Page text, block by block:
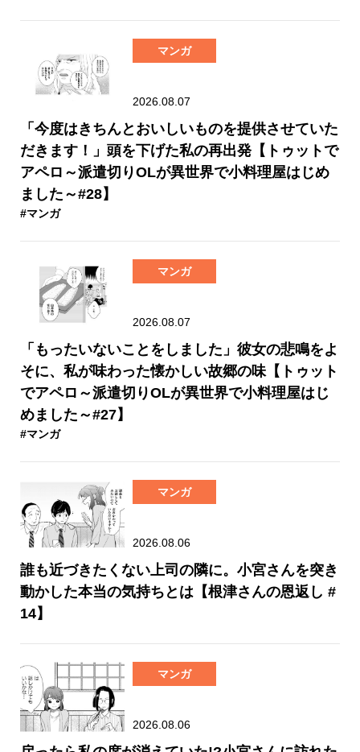
マンガ
2026.08.07
「今度はきちんとおいしいものを提供させていた
だきます！」頭を下げた私の再出発【トゥットで
アペロ～派遣切りOLが異世界で小料理屋はじめ
ました～#28】
#マンガ
マンガ
2026.08.07
「もったいないことをしました」彼女の悲鳴をよ
そに、私が味わった懐かしい故郷の味【トゥット
でアペロ～派遣切りOLが異世界で小料理屋はじ
めました～#27】
#マンガ
マンガ
2026.08.06
誰も近づきたくない上司の隣に。小宮さんを突き
動かした本当の気持ちとは【根津さんの恩返し #
14】
マンガ
2026.08.06